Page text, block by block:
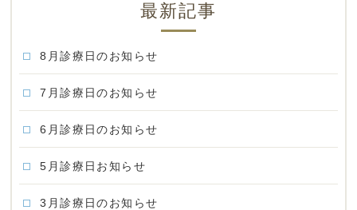
最新記事
8月診療日のお知らせ
7月診療日のお知らせ
6月診療日のお知らせ
5月診療日お知らせ
3月診療日のお知らせ